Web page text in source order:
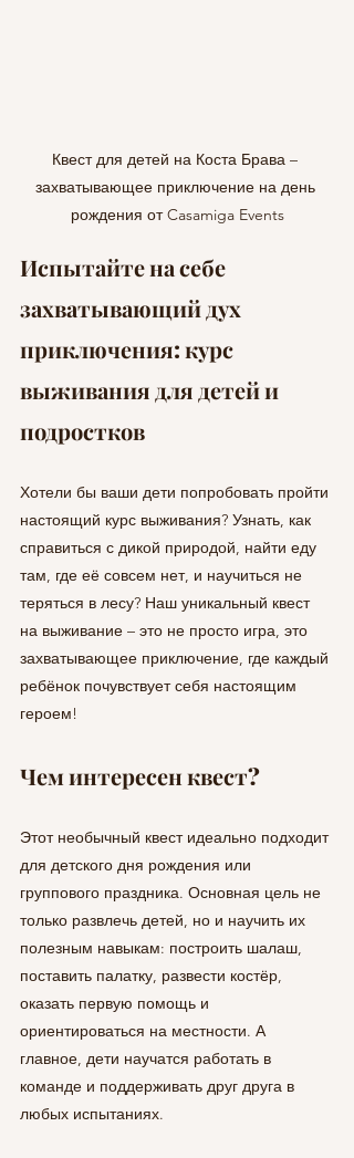
Квест для детей на Коста Брава –
захватывающее приключение на день
рождения от Casamiga Events
Испытайте на себе
захватывающий дух
приключения: курс
выживания для детей и
подростков
Хотели бы ваши дети попробовать пройти
настоящий курс выживания? Узнать, как
справиться с дикой природой, найти еду
там, где её совсем нет, и научиться не
теряться в лесу? Наш уникальный квест
на выживание – это не просто игра, это
захватывающее приключение, где каждый
ребёнок почувствует себя настоящим
героем!
Чем интересен квест?
Этот необычный квест идеально подходит
для детского дня рождения или
группового праздника. Основная цель не
только развлечь детей, но и научить их
полезным навыкам: построить шалаш,
поставить палатку, развести костёр,
оказать первую помощь и
ориентироваться на местности. А
главное, дети научатся работать в
команде и поддерживать друг друга в
любых испытаниях.